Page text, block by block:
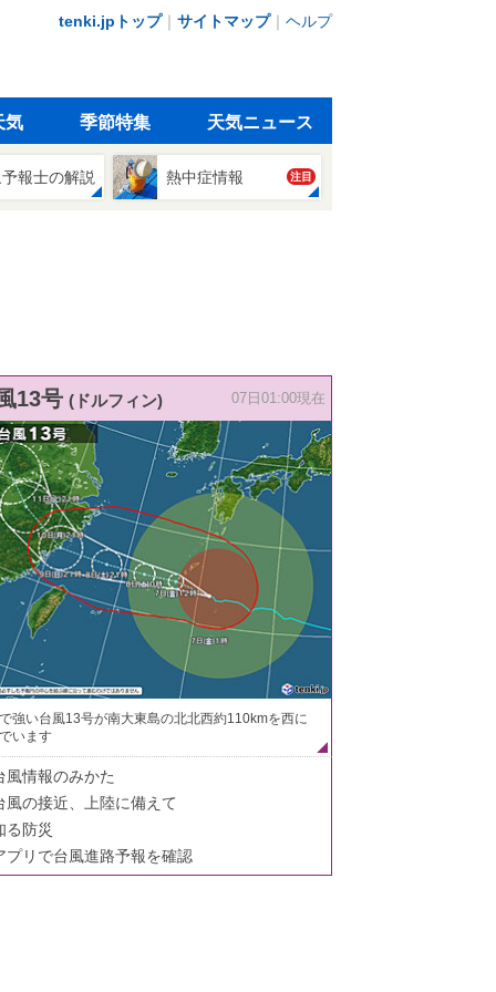
tenki.jpトップ｜ サイトマップ｜ ヘルプ
気 季節特集 天気ニュース
報士の解説 熱中症情報 注目
13号 (ドルフィン) 07日01:00現在
強い台風13号が南大東島の北北西約110kmを西に
います
風情報のみかた
風の接近、上陸に備えて
る防災
プリで台風進路予報を確認